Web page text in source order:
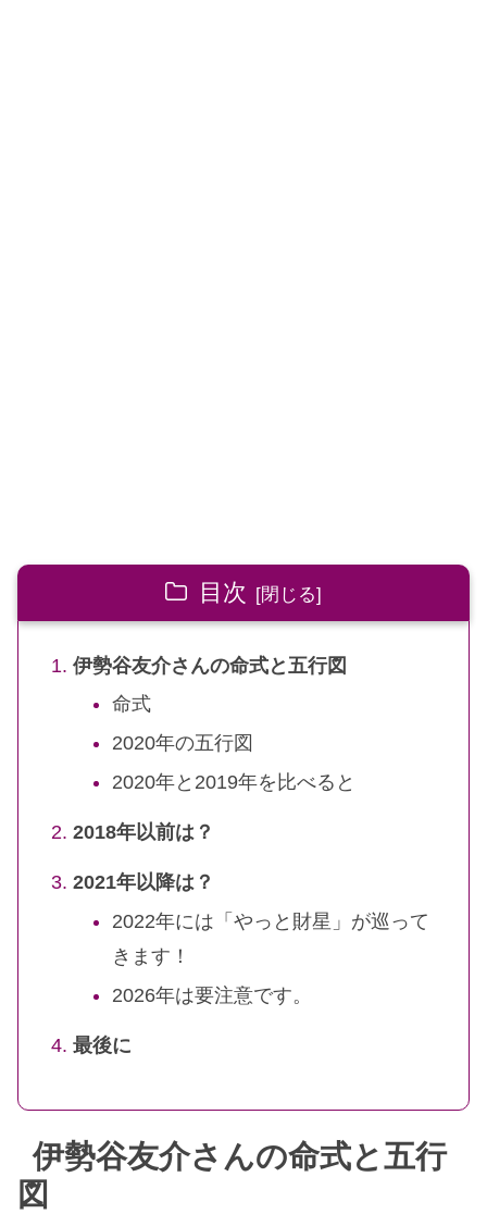
目次
伊勢谷友介さんの命式と五行図
命式
2020年の五行図
2020年と2019年を比べると
2018年以前は？
2021年以降は？
2022年には「やっと財星」が巡って
きます！
2026年は要注意です。
最後に
伊勢谷友介さんの命式と五行
図